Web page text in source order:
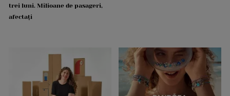
trei luni. Milioane de pasageri,
afectați